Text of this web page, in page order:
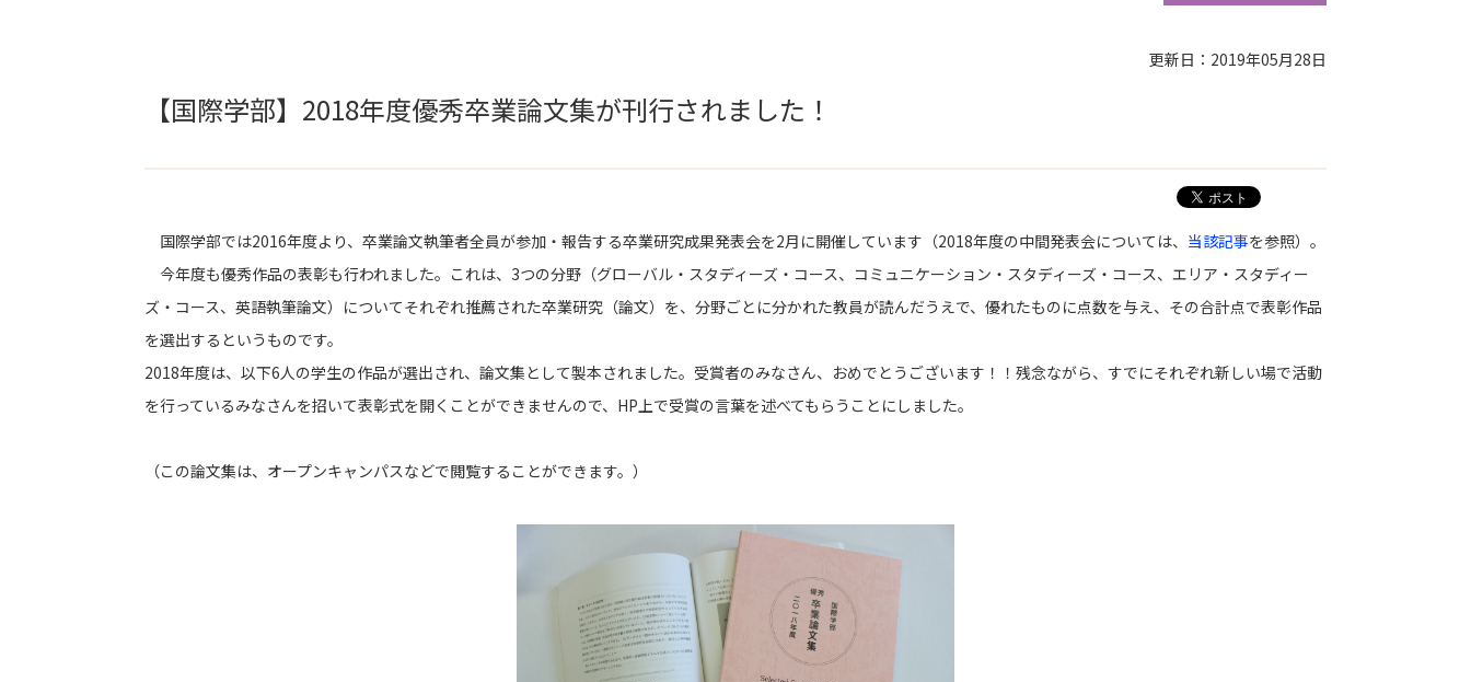
更新日：2019年05月28日
【国際学部】2018年度優秀卒業論文集が刊行されました！
国際学部では2016年度より、卒業論文執筆者全員が参加・報告する卒業研究成果発表会を2月に開催しています（2018年度の中間発表会については、 当該記事を参照）。
今年度も優秀作品の表彰も行われました。これは、3つの分野（グローバル・スタディーズ・コース、コミュニケーション・スタディーズ・コース、エリア・スタディー
ズ・コース、英語執筆論文）についてそれぞれ推薦された卒業研究（論文）を、分野ごとに分かれた教員が読んだうえで、優れたものに点数を与え、その合計点で表彰作品
を選出するというものです。
2018年度は、以下6人の学生の作品が選出され、論文集として製本されました。受賞者のみなさん、おめでとうございます！！残念ながら、すでにそれぞれ新しい場で活動
を行っているみなさんを招いて表彰式を開くことができませんので、HP上で受賞の言葉を述べてもらうことにしました。
（この論文集は、オープンキャンパスなどで閲覧することができます。）